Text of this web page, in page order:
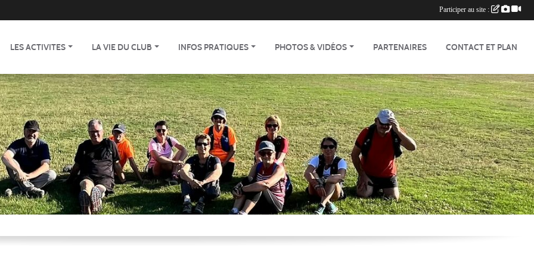
LES ACTIVITES LA VIE DU CLUB INFOS PRATIQUES PHOTOS & VIDÉOS PARTENAIRES CONTACT ET PLAN
Participer au site :